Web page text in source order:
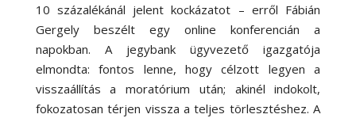
10 százalékánál jelent kockázatot – erről Fábián
Gergely beszélt egy online konferencián a
napokban. A jegybank ügyvezető igazgatója
elmondta: fontos lenne, hogy célzott legyen a
visszaállítás a moratórium után; akinél indokolt,
fokozatosan térjen vissza a teljes törlesztéshez. A